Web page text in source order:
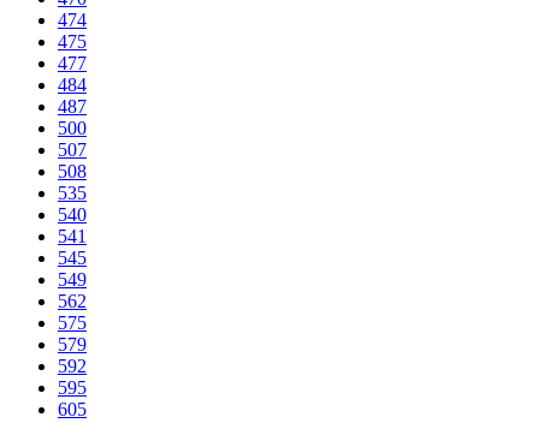
474
475
477
484
487
500
507
508
535
540
541
545
549
562
575
579
592
595
605